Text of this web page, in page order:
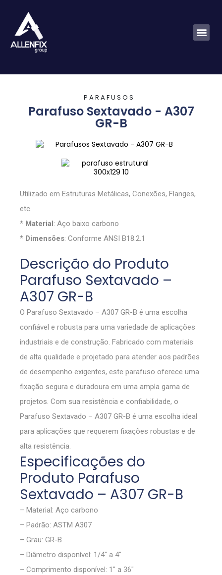
P AR AFU S O S
Parafuso Sextavado - A307
GR-B
Utilizado em Estruturas Metálicas, Conexões, Flanges,
etc.
* Material: Aço baixo carbono
* Dimensões: Conforme ANSI B18.2.1
Descrição do Produto
Parafuso Sextavado –
A307 GR-B
O Parafuso Sextavado – A307 GR-B é uma escolha
confiável e robusta para uma variedade de aplicações
industriais e de construção. Fabricado com materiais
de alta qualidade e projetado para atender aos padrões
de desempenho exigentes, este parafuso oferece uma
fixação segura e duradoura em uma ampla gama de
projetos. Com sua resistência e confiabilidade, o
Parafuso Sextavado – A307 GR-B é uma escolha ideal
para aplicações que requerem fixações robustas e de
alta resistência.
Especificações do
Produto Parafuso
Sextavado – A307 GR-B
– Material: Aço carbono
– Padrão: ASTM A307
– Grau: GR-B
– Diâmetro disponível: 1/4″ a 4″
– Comprimento disponível: 1″ a 36″